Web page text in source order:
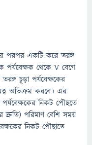
পরপর একটি করে তরঙ্গ
পর্যবেক্ষক থেকে V বেগে
চূড়া পর্যবেক্ষকের
অতিক্রম করবে। এর
নিকট পৌছতে
পরিমাণ বেশি সময়
নিকট পৌছাতে